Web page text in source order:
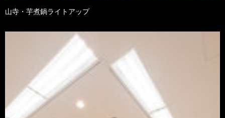
山寺・芋煮鍋ライトアップ